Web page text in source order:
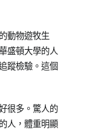
動物遊牧生
盛頓大學的人
蹤檢驗。這個
很多。驚人的
人，體重明顯